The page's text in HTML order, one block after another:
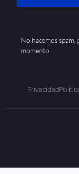
No hacemos
momento
Privacidad